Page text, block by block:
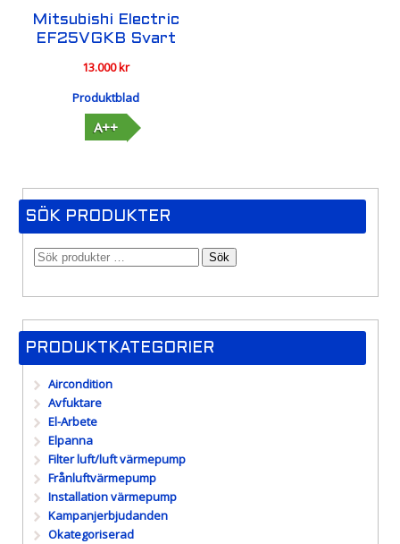
Mitsubishi Electric
EF25VGKB Svart
13.000kr
Produktblad
A++
SÖK PRODUKTER
Sök
PRODUKTKATEGORIER
Aircondition
Avfuktare
El-Arbete
Elpanna
Filter luft/luft värmepump
Frånluftvärmepump
Installation värmepump
Kampanjerbjudanden
Okategoriserad